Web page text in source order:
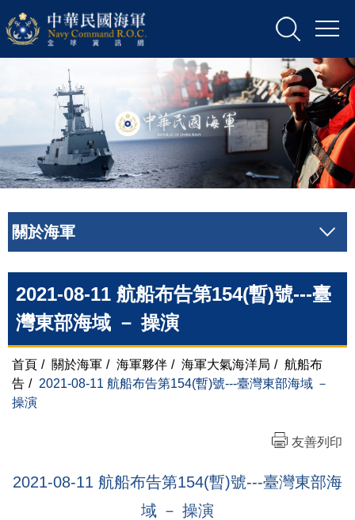
關於海軍
2021-08-11 航船布告第154(暫)號---臺
灣東部海域 － 操演
首頁 / 關於海軍 / 海軍夥伴 / 海軍大氣海洋局 / 航船布
告 / 2021-08-11 航船布告第154(暫)號---臺灣東部海域 －
操演
友善列印
2021-08-11 航船布告第154(暫)號---臺灣東部海
域 － 操演